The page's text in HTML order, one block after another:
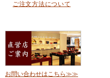
ご注文方法について
お問い合わせはこちら≫≫